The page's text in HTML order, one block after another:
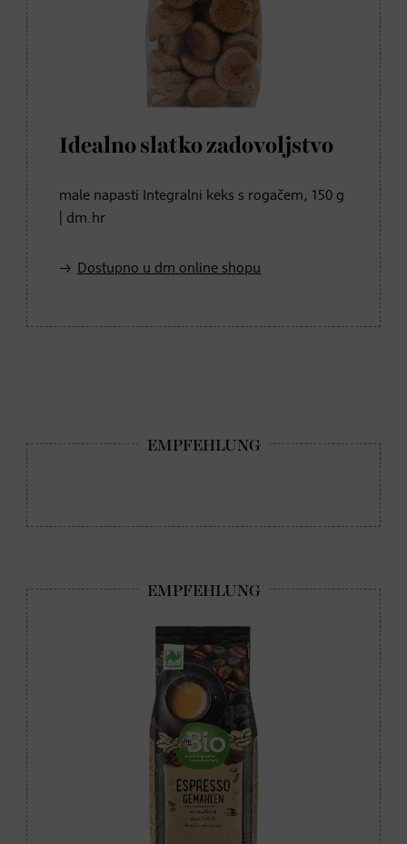
Idealno slatko zadovoljstvo
male napasti Integralni keks s rogačem, 150 g
| dm.hr
Dostupno u dm online shopu